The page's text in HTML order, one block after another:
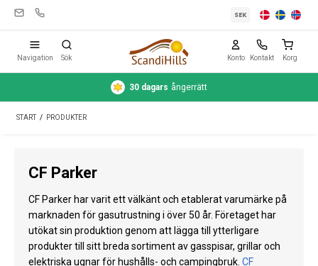
Tält
Reseutrustning
Bil & släp
SEK
Navigation Sök Konto Kontakt Korg
30 dagars ångerrätt
START / PRODUKTER
CF Parker
CF Parker har varit ett välkänt och etablerat varumärke på
marknaden för gasutrustning i över 50 år. Företaget har
utökat sin produktion genom att lägga till ytterligare
produkter till sitt breda sortiment av gasspisar, grillar och
elektriska ugnar för hushålls- och campingbruk. CF